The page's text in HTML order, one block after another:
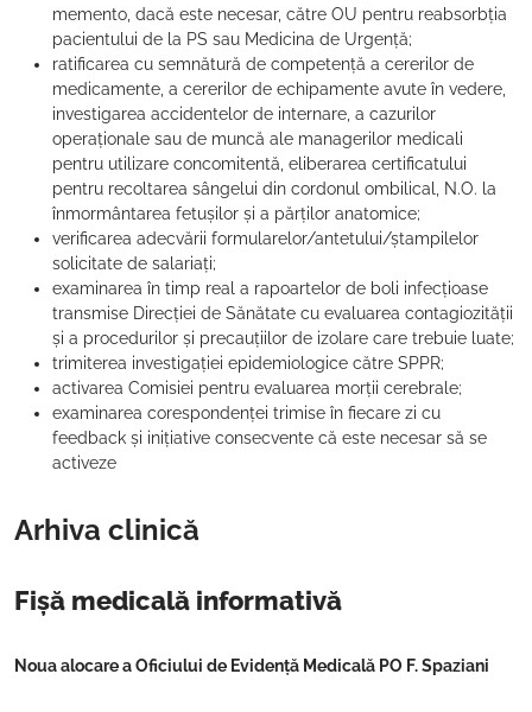
memento, dacă este necesar, către OU pentru reabsorbția
pacientului de la PS sau Medicina de Urgență;
ratificarea cu semnătură de competență a cererilor de
medicamente, a cererilor de echipamente avute în vedere,
investigarea accidentelor de internare, a cazurilor
operaționale sau de muncă ale managerilor medicali
pentru utilizare concomitentă, eliberarea certificatului
pentru recoltarea sângelui din cordonul ombilical, N.O. la
înmormântarea fetușilor și a părților anatomice;
verificarea adecvării formularelor/antetului/ștampilelor
solicitate de salariați;
examinarea în timp real a rapoartelor de boli infecțioase
transmise Direcției de Sănătate cu evaluarea contagiozității
și a procedurilor și precauțiilor de izolare care trebuie luate;
trimiterea investigației epidemiologice către SPPR;
activarea Comisiei pentru evaluarea morții cerebrale;
examinarea corespondenței trimise în fiecare zi cu
feedback și inițiative consecvente că este necesar să se
activeze
Arhiva clinică
Fișă medicală informativă
Noua alocare a Oficiului de Evidență Medicală PO F. Spaziani